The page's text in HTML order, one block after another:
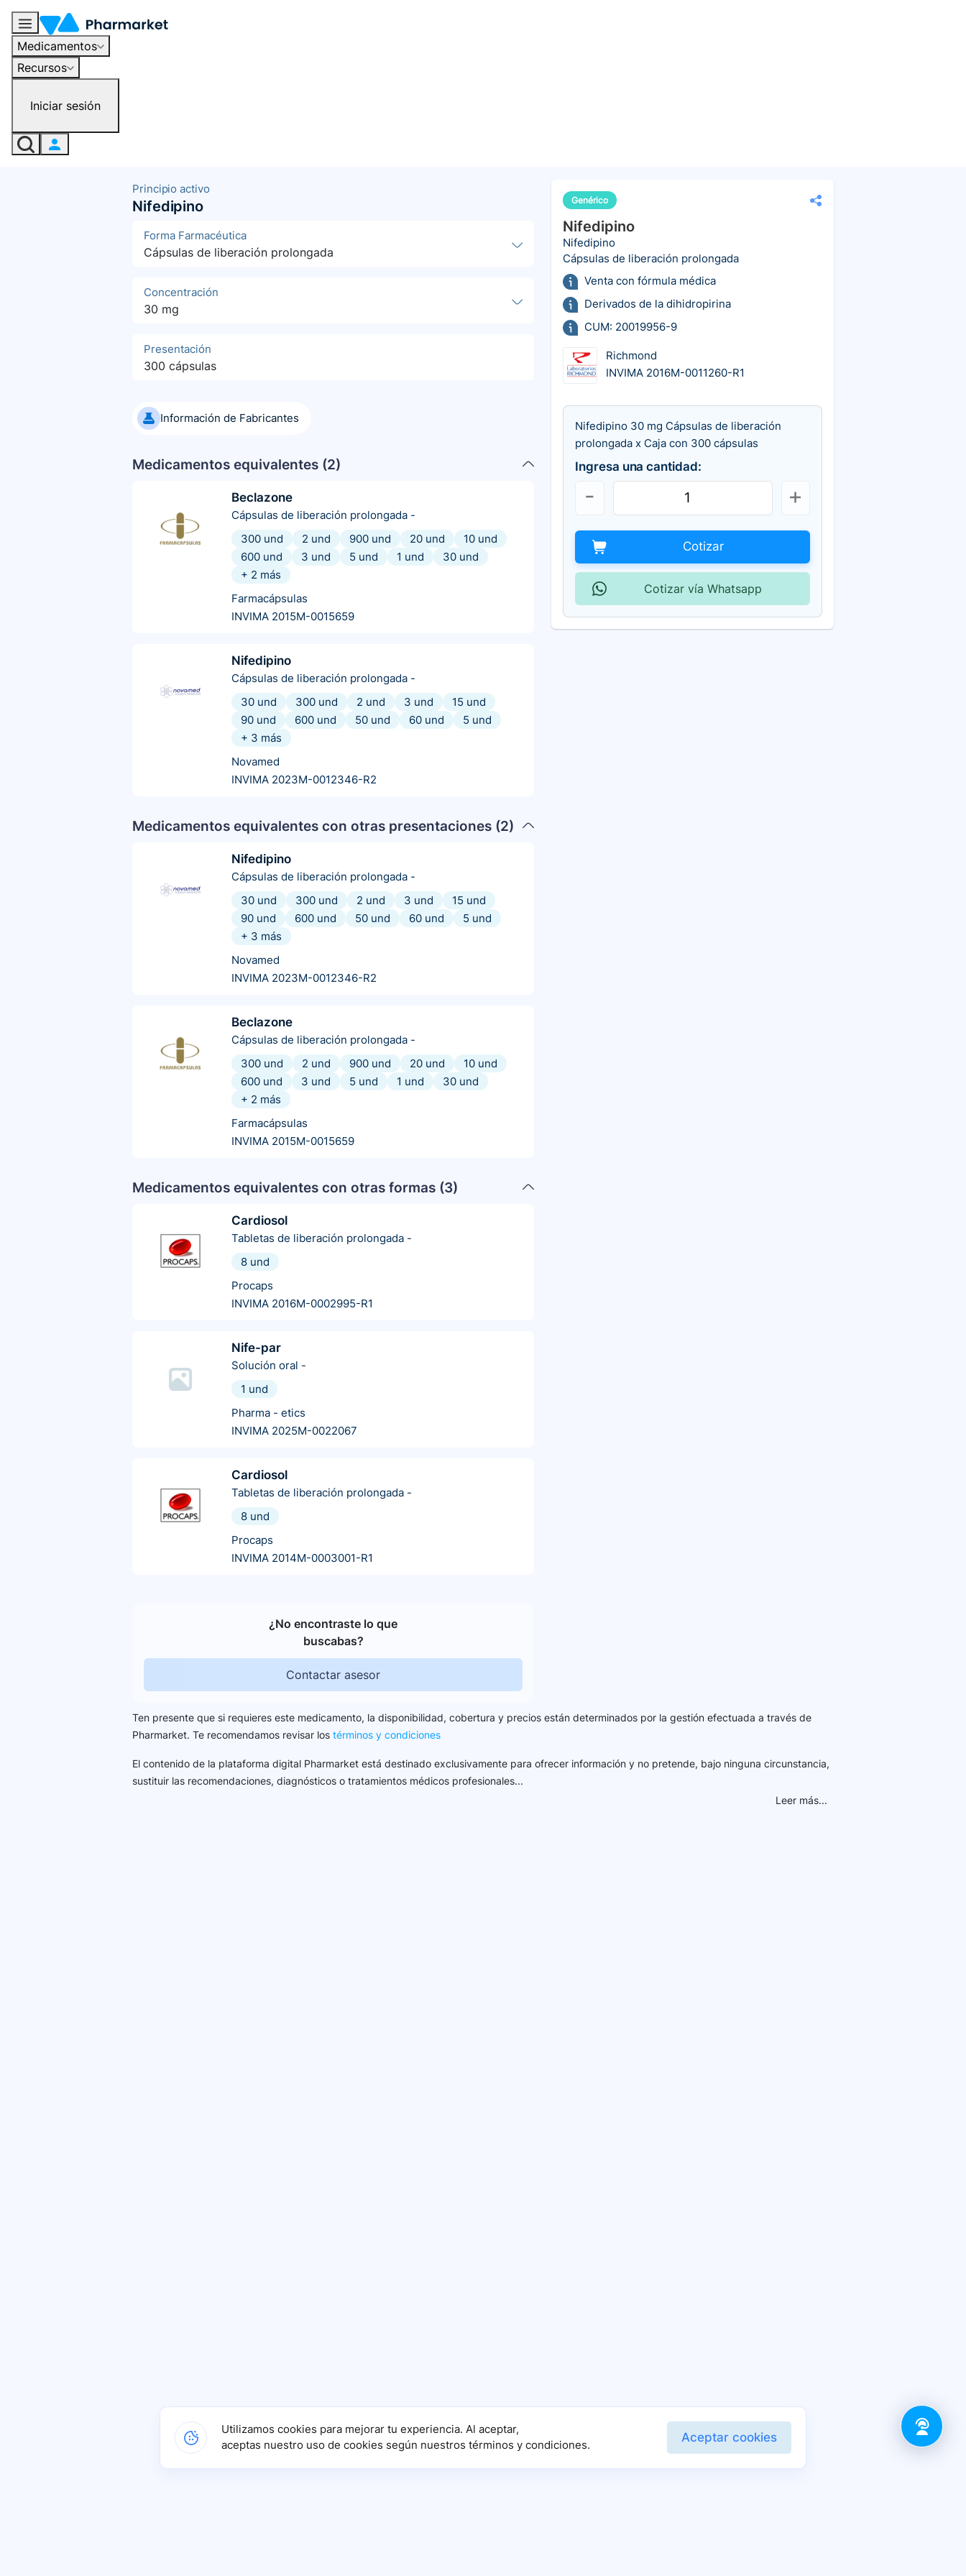
Medicamentos
Recursos
Iniciar sesión
Principio activo
Nifedipino
Forma Farmacéutica
Cápsulas de liberación prolongada
Concentración
30 mg
Presentación
300 cápsulas
Información de Fabricantes
Medicamentos equivalentes (2)
Beclazone
Cápsulas de liberación prolongada -
300 und
2 und 900 und 20 und
10 und
600 und
3 und 5 und 1 und
30 und
+ 2 más
Farmacápsulas
INVIMA 2015M-0015659
Nifedipino
Cápsulas de liberación prolongada -
30 und
300 und 2 und 3 und
15 und
90 und
600 und 50 und 60 und
5 und
+ 3 más
Novamed
INVIMA 2023M-0012346-R2
Medicamentos equivalentes con otras presentaciones (2)
Nifedipino
Cápsulas de liberación prolongada -
30 und
300 und 2 und 3 und
15 und
90 und
600 und 50 und 60 und
5 und
+ 3 más
Novamed
INVIMA 2023M-0012346-R2
Beclazone
Cápsulas de liberación prolongada -
300 und
2 und 900 und 20 und
10 und
600 und
3 und 5 und 1 und
30 und
+ 2 más
Farmacápsulas
INVIMA 2015M-0015659
Medicamentos equivalentes con otras formas (3)
Cardiosol
Tabletas de liberación prolongada -
8 und
Procaps
INVIMA 2016M-0002995-R1
Nife-par
Solución oral -
1 und
Pharma - etics
INVIMA 2025M-0022067
Cardiosol
Tabletas de liberación prolongada -
8 und
Procaps
INVIMA 2014M-0003001-R1
¿No encontraste lo que
buscabas?
Contactar asesor
Genérico
Nifedipino
Nifedipino
Cápsulas de liberación prolongada
Venta con fórmula médica
Derivados de la dihidropirina
CUM: 20019956-9
Richmond
INVIMA 2016M-0011260-R1
Nifedipino 30 mg Cápsulas de liberación
prolongada x Caja con 300 cápsulas
Ingresa una cantidad:
Cotizar
Cotizar vía Whatsapp
Ten presente que si requieres este medicamento, la disponibilidad, cobertura y precios están determinados por la gestión efectuada a través de
Pharmarket. Te recomendamos revisar los términos y condiciones
El contenido de la plataforma digital Pharmarket está destinado exclusivamente para ofrecer información y no pretende, bajo ninguna circunstancia,
sustituir las recomendaciones, diagnósticos o tratamientos médicos profesionales...
Leer más...
Utilizamos cookies para mejorar tu experiencia. Al aceptar,
aceptas nuestro uso de cookies según nuestros términos y condiciones.
Aceptar cookies